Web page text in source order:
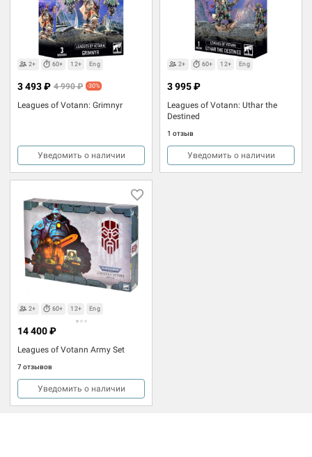
2+ 60+ 12+ Eng
Leagues of Votann: Grimnyr
3 493 ₽ 4 990 ₽ -30%
Уведомить о наличии
2+ 60+ 12+ Eng
Leagues of Votann: Uthar the
Destined
1 отзыв
3 995 ₽
Уведомить о наличии
2+ 60+ 12+ Eng
Leagues of Votann Army Set
7 отзывов
14 400 ₽
Уведомить о наличии